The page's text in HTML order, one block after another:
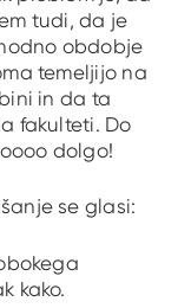
tudi, da je
obdobje
temeljijo na
in da ta
fakulteti. Do
dolgo!
se glasi:
kako.